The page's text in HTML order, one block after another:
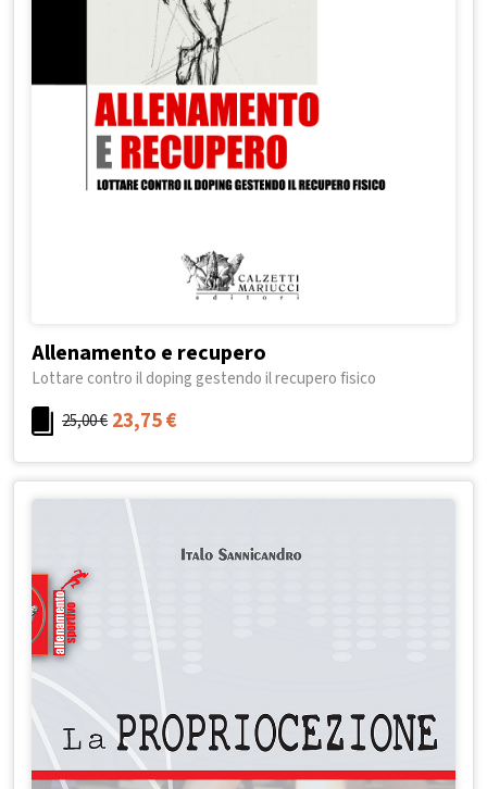
Allenamento e recupero
Lottare contro il doping gestendo il recupero fisico
25,00€ 23,75€